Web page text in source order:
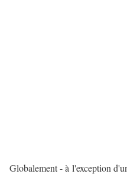
Globalement - à l'exception